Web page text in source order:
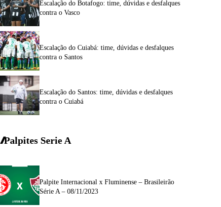
Escalação do Botafogo: time, dúvidas e desfalques
contra o Vasco
Escalação do Cuiabá: time, dúvidas e desfalques
contra o Santos
Escalação do Santos: time, dúvidas e desfalques
contra o Cuiabá
Palpites Serie A
Palpite Internacional x Fluminense – Brasileirão
Série A – 08/11/2023